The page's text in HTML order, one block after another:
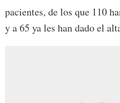
pacientes, de los que 110
y a 65 ya les han dado el